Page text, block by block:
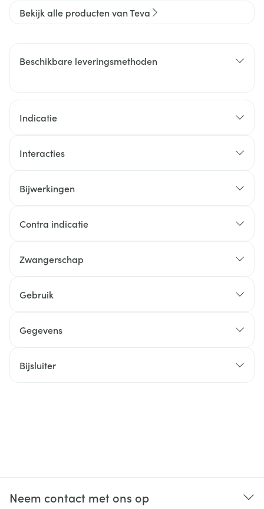
Bekijk alle producten van Teva
Beschikbare leveringsmethoden
Indicatie
Interacties
Bijwerkingen
Contra indicatie
Zwangerschap
Gebruik
Gegevens
Bijsluiter
Neem contact met ons op